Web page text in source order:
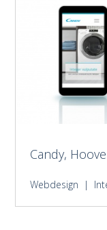
Candy,
Webdesign |